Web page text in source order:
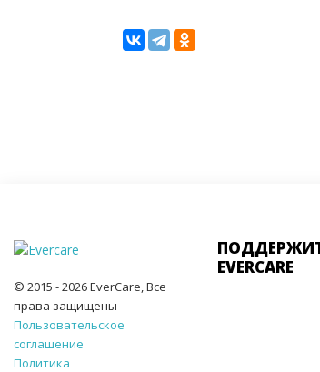
© 2015 - 2026 EverCare, Все
права защищены
Пользовательское
соглашение
Политика
EVERCARE